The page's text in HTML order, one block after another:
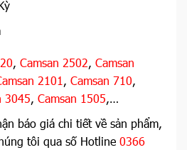
, Camsan 2502, Camsan
2101, Camsan 710,
3045, Camsan 1505,…
báo giá chi tiết về sản phẩm,
tôi qua số Hotline 0366